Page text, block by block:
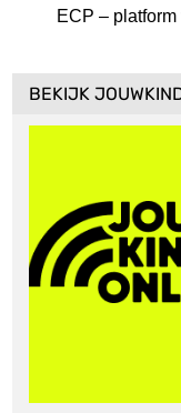
ECP –
BEKIJK